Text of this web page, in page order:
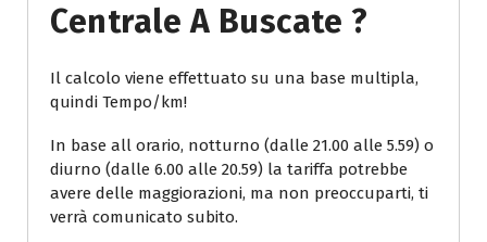
Centrale A Buscate ?
Il calcolo viene effettuato su una base multipla,
quindi Tempo/km!
In base all orario, notturno (dalle 21.00 alle 5.59) o
diurno (dalle 6.00 alle 20.59) la tariffa potrebbe
avere delle maggiorazioni, ma non preoccuparti, ti
verrà comunicato subito.